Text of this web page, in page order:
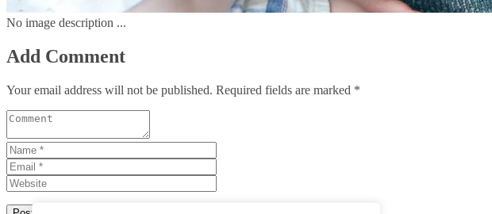
No image description ...
Add Comment
Your email address will not be published. Required fields are marked *